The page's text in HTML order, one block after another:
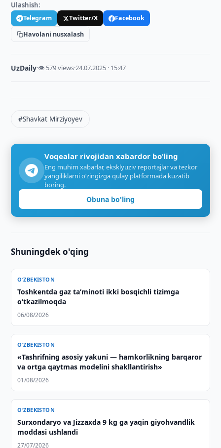
Ulashish:
Telegram Twitter/X
Facebook
Havolani nusxalash
UzDaily·👁 579 views·24.07.2025 · 15:47
#Shavkat Mirziyoyev
Voqealar rivojidan xabardor bo‘ling
Eng muhim xabarlar, eksklyuziv reportajlar va tezkor
yangiliklarni o‘zingizga qulay platformada kuzatib
boring.
Obuna bo'ling
Shuningdek o'qing
O‘ZBEKISTON
Toshkentda gaz taʼminoti ikki bosqichli tizimga
o‘tkazilmoqda
06/08/2026
O‘ZBEKISTON
«Tashrifning asosiy yakuni — hamkorlikning barqaror
va ortga qaytmas modelini shakllantirish»
01/08/2026
O‘ZBEKISTON
Surxondaryo va Jizzaxda 9 kg ga yaqin giyohvandlik
moddasi ushlandi
27/07/2026